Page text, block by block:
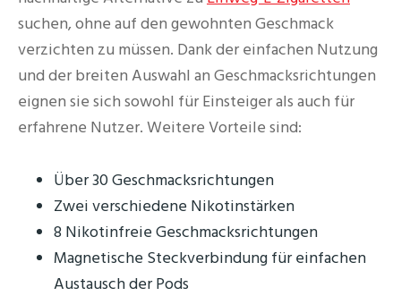
suchen, ohne auf den gewohnten Geschmack
verzichten zu müssen. Dank der einfachen Nutzung
und der breiten Auswahl an Geschmacksrichtungen
eignen sie sich sowohl für Einsteiger als auch für
erfahrene Nutzer. Weitere Vorteile sind:
Über 30 Geschmacksrichtungen
Zwei verschiedene Nikotinstärken
8 Nikotinfreie Geschmacksrichtungen
Magnetische Steckverbindung für einfachen
Austausch der Pods